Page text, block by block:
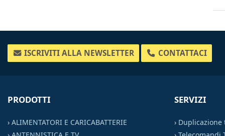
ISCRIVITI ALLA NEWSLETTER CONTATTACI
PRODOTTI
› ALIMENTATORI E CARICABATTERIE
SERVIZI
› Duplicazione